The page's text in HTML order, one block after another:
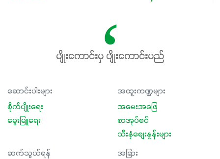
မျိုးကောင်းမှ ပျိုးကောင်းမည်
ဆောင်းပါးများ
စိုက်ပျိုးရေး
မွေးမြူရေး
အထူးကဏ္ဍများ
အမေးအဖြေ
စာအုပ်စင်
သီးနှံစျေးနှုန်းများ
ဆက်သွယ်ရန်
အခြား